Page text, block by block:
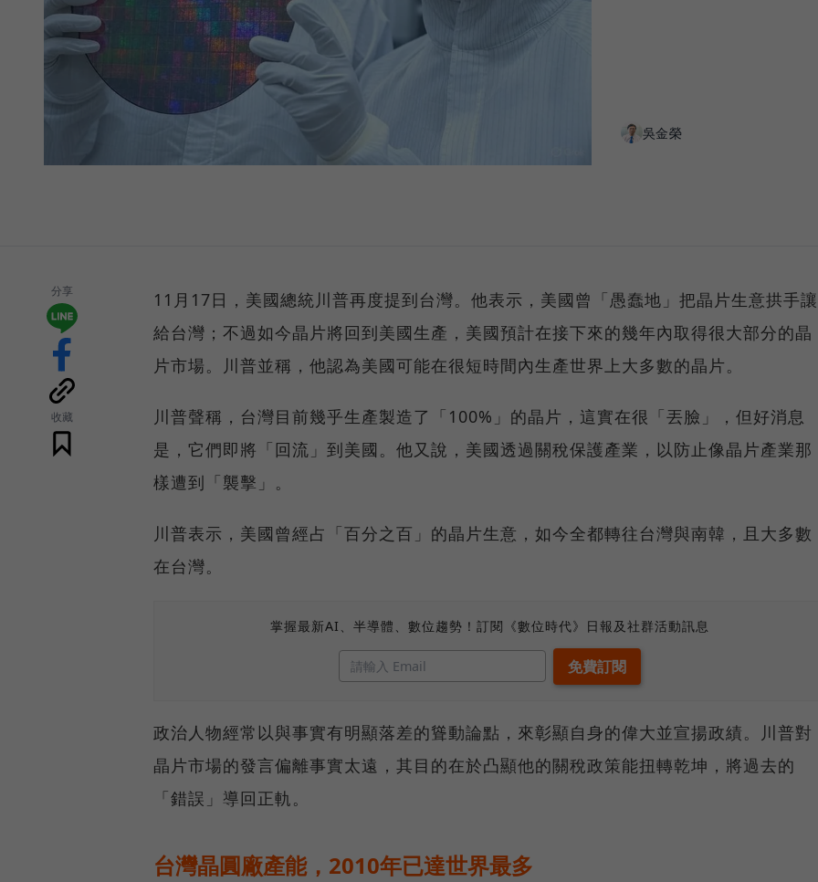
吳金榮
分享
收藏
11月17日，美國總統川普再度提到台灣。他表示，美國曾「愚蠢地」把晶片生意拱手讓
給台灣；不過如今晶片將回到美國生產，美國預計在接下來的幾年內取得很大部分的晶
片市場。川普並稱，他認為美國可能在很短時間內生產世界上大多數的晶片。
川普聲稱，台灣目前幾乎生產製造了「100%」的晶片，這實在很「丟臉」，但好消息
是，它們即將「回流」到美國。他又說，美國透過關稅保護產業，以防止像晶片產業那
樣遭到「襲擊」。
川普表示，美國曾經占「百分之百」的晶片生意，如今全都轉往台灣與南韓，且大多數
在台灣。
掌握最新AI、半導體、數位趨勢！訂閱《數位時代》日報及社群活動訊息
政治人物經常以與事實有明顯落差的聳動論點，來彰顯自身的偉大並宣揚政績。川普對
晶片市場的發言偏離事實太遠，其目的在於凸顯他的關稅政策能扭轉乾坤，將過去的
「錯誤」導回正軌。
台灣晶圓廠產能，2010年已達世界最多